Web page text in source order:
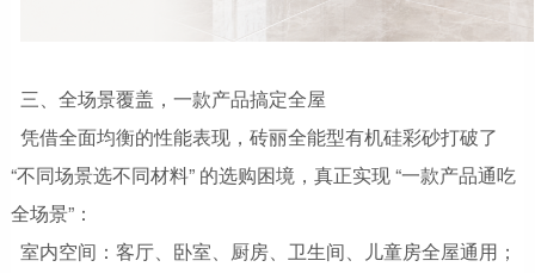
三、全场景覆盖，一款产品搞定全屋
凭借全面均衡的性能表现，砖丽全能型有机硅彩砂打破了
“不同场景选不同材料” 的选购困境，真正实现 “一款产品通吃
全场景”：
室内空间：客厅、卧室、厨房、卫生间、儿童房全屋通用；